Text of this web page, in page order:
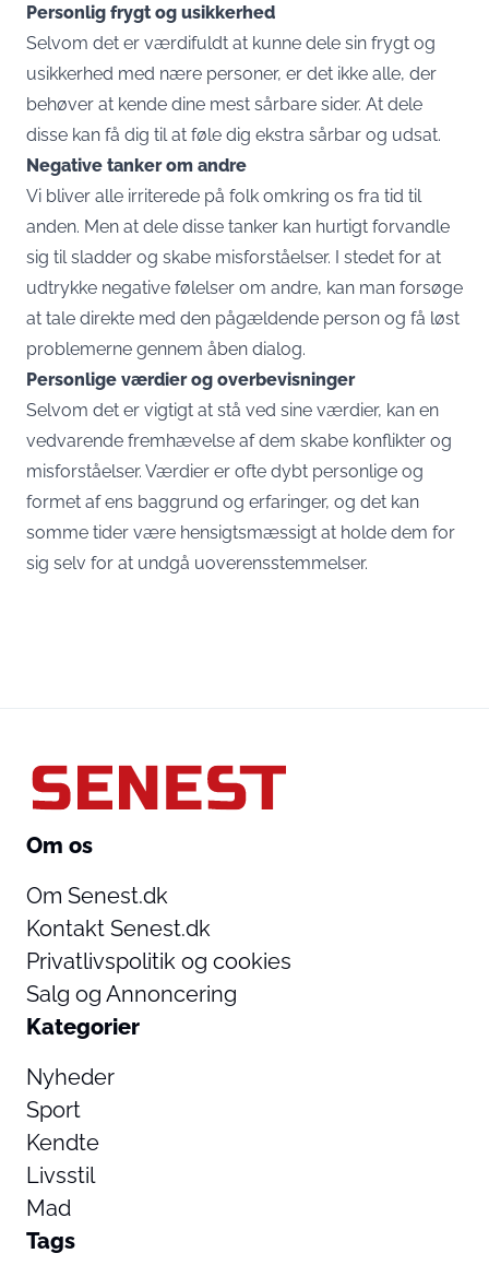
Personlig frygt og usikkerhed
Selvom det er værdifuldt at kunne dele sin frygt og
usikkerhed med nære personer, er det ikke alle, der
behøver at kende dine mest sårbare sider. At dele
disse kan få dig til at føle dig ekstra sårbar og udsat.
Negative tanker om andre
Vi bliver alle irriterede på folk omkring os fra tid til
anden. Men at dele disse tanker kan hurtigt forvandle
sig til sladder og skabe misforståelser. I stedet for at
udtrykke negative følelser om andre, kan man forsøge
at tale direkte med den pågældende person og få løst
problemerne gennem åben dialog.
Personlige værdier og overbevisninger
Selvom det er vigtigt at stå ved sine værdier, kan en
vedvarende fremhævelse af dem skabe konflikter og
misforståelser. Værdier er ofte dybt personlige og
formet af ens baggrund og erfaringer, og det kan
somme tider være hensigtsmæssigt at holde dem for
sig selv for at undgå uoverensstemmelser.
Om os
Om Senest.dk
Kontakt Senest.dk
Privatlivspolitik og cookies
Salg og Annoncering
Kategorier
Nyheder
Sport
Kendte
Livsstil
Mad
Tags